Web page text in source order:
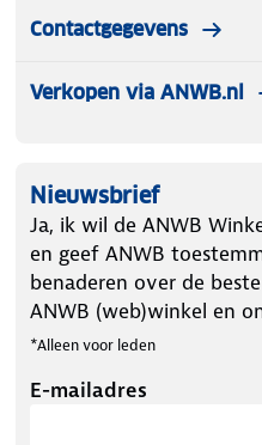
Contactgegevens
Verkopen via ANWB.nl
Nieuwsbrief
Ja, ik wil de ANWB
en geef ANWB
benaderen over de
ANWB (web)winkel en
*Alleen voor leden
E-mailadres